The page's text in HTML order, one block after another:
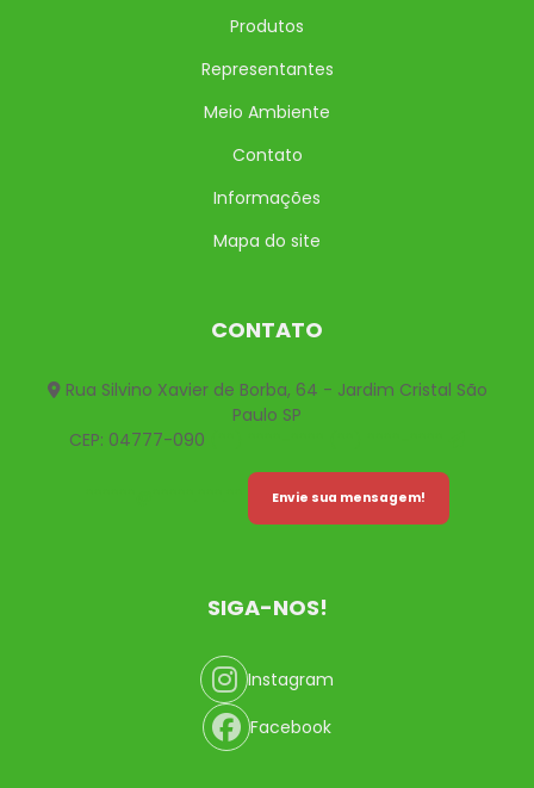
Produtos
Representantes
Meio Ambiente
Contato
Informações
Mapa do site
CONTATO
Rua Silvino Xavier de Borba, 64 - Jardim Cristal São
Paulo SP
CEP: 04777-090
Envie sua mensagem!
SIGA-NOS!
Instagram
Facebook